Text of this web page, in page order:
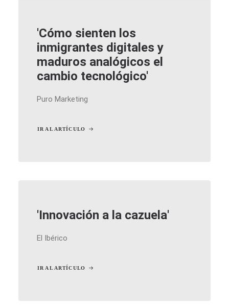
'Cómo sienten los
inmigrantes digitales y
maduros analógicos el
cambio tecnológico'
Puro Marketing
IR AL ARTÍCULO
'Innovación a la cazuela'
El Ibérico
IR AL ARTÍCULO